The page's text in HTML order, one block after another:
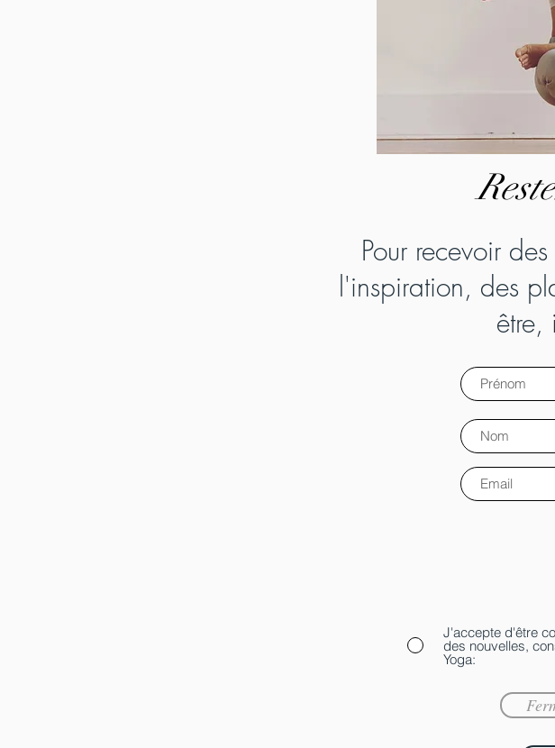
Re
Pour recevoir
l'inspiration, des
être,
J'accepte d'être
des nouvelles,
Yoga: